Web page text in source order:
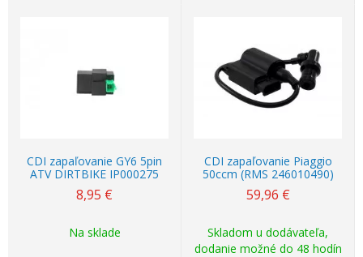
CDI zapaľovanie GY6 5pin
ATV DIRTBIKE IP000275
8,95 €
Na sklade
CDI zapaľovanie Piaggio
50ccm (RMS 246010490)
59,96 €
Skladom u dodávateľa,
dodanie možné do 48 hodín